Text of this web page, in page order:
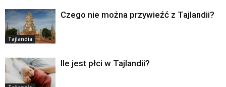
Tajlandia
Czego nie można przywieźć z Tajlandii?
Ile jest płci w Tajlandii?